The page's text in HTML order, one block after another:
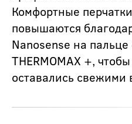
Комфортные
повышаются
Nanosense на пальце
THERMOMAX +,
оставались свежими